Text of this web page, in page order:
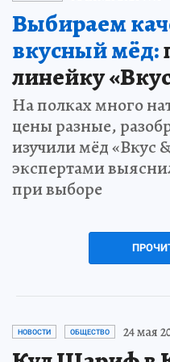
Выбираем
вкусный мёд:
линейку
На полках много
цены разные,
изучили мёд «Вкус
экспертами
при выборе
НОВОСТИ ОБЩЕСТВО 24 мая